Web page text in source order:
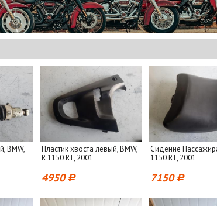
BMW,
Пластик хвоста левый, BMW,
R 1150 RT, 2001
4950
Сидение
1150 RT, 2001
7150